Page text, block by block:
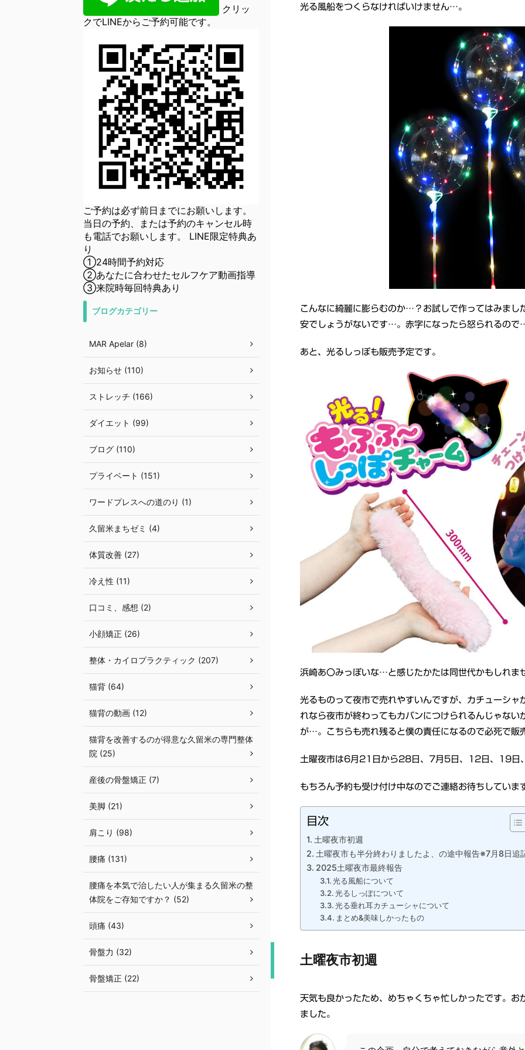
光る風船をつくらなければいけません…。
こんなに綺麗に膨らむのか…？お試しで作ってはみまし
安でしょうがないです…。赤字になったら怒られるので
あと、光るしっぽも販売予定です。
浜崎あ〇みっぽいな…と感じたかたは同世代かもしれま
光るものって夜市で売れやすいんですが、カチューシ
れなら夜市が終わってもカバンにつけられるんじゃない
が…。こちらも売れ残ると僕の責任になるので必死で販
土曜夜市は6月21日から28日、7月5日、12日、19日
もちろん予約も受け付け中なのでご連絡お待ちしていま
目次
土曜夜市初週
土曜夜市も半分終わりましたよ、の途中報告※7月8日追
2025土曜夜市最終報告
光る風船について
光るしっぽについて
光る垂れ耳カチューシャについて
まとめ&美味しかったもの
土曜夜市初週
天気も良かったため、めちゃくちゃ忙しかったです。お
ました。
クリッ
クでLINEからご予約可能です。
ご予約は必ず前日までにお願いします。
当日の予約、または予約のキャンセル時
も電話でお願いします。 LINE限定特典あ
り
①24時間予約対応
②あなたに合わせたセルフケア動画指導
③来院時毎回特典あり
ブログカテゴリー
MAR Apelar (8)
お知らせ (110)
ストレッチ (166)
ダイエット (99)
ブログ (110)
プライベート (151)
ワードプレスへの道のり (1)
久留米まちゼミ (4)
体質改善 (27)
冷え性 (11)
口コミ、感想 (2)
小顔矯正 (26)
整体・カイロプラクティック (207)
猫背 (64)
猫背の動画 (12)
猫背を改善するのが得意な久留米の専門整体
院 (25)
産後の骨盤矯正 (7)
美脚 (21)
肩こり (98)
腰痛 (131)
腰痛を本気で治したい人が集まる久留米の整
体院をご存知ですか？ (52)
頭痛 (43)
骨盤力 (32)
骨盤矯正 (22)